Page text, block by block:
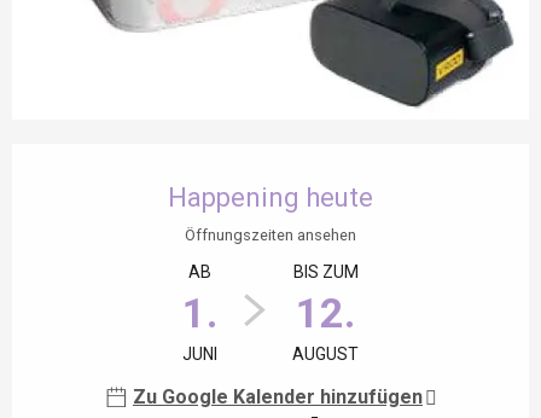
Happening heute
Öffnungszeiten ansehen
AB
1.
JUNI
BIS ZUM
12.
AUGUST
Zu Google Kalender hinzufügen